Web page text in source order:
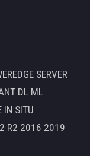
SERVER
DL ML
IN SITU
R2 2016 2019